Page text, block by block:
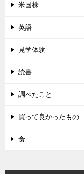
米国株
英語
見学体験
読書
調べたこと
買って良かったもの
食